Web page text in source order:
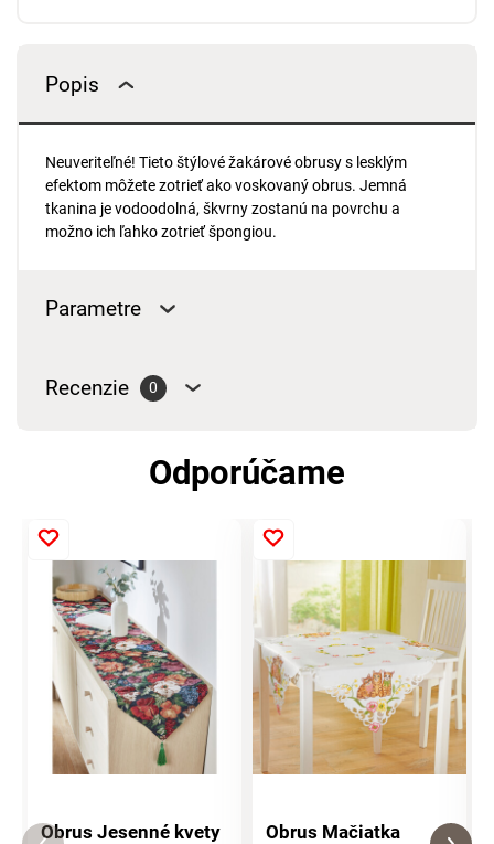
Popis
Neuveriteľné! Tieto štýlové žakárové obrusy s lesklým
efektom môžete zotrieť ako voskovaný obrus. Jemná
tkanina je vodoodolná, škvrny zostanú na povrchu a
možno ich ľahko zotrieť špongiou.
Parametre
Recenzie 0
Odporúčame
Obrus Jesenné kvety Obrus Mačiatka